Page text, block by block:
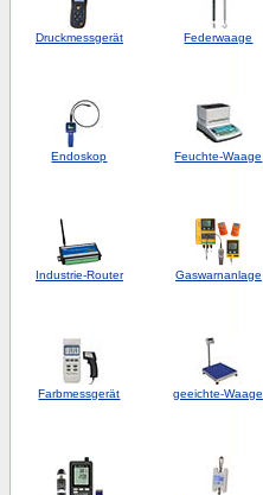
Druckmessgerät Federwaage
Endoskop Feuchte-Waage
Industrie-Router Gaswarnanlage
Farbmessgerät geeichte-Waage